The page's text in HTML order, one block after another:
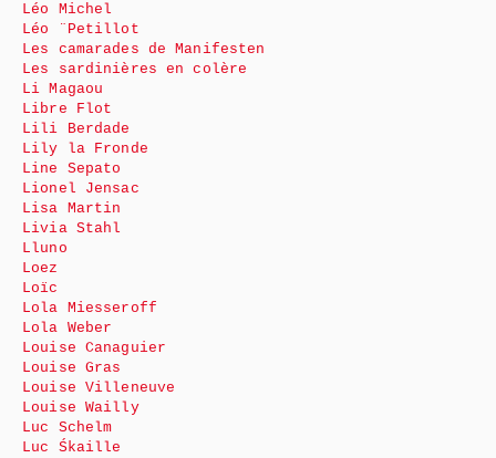
Léo Michel
Léo ¨Petillot
Les camarades de Manifesten
Les sardinières en colère
Li Magaou
Libre Flot
Lili Berdade
Lily la Fronde
Line Sepato
Lionel Jensac
Lisa Martin
Livia Stahl
Lluno
Loez
Loïc
Lola Miesseroff
Lola Weber
Louise Canaguier
Louise Gras
Louise Villeneuve
Louise Wailly
Luc Schelm
Luc Śkaille